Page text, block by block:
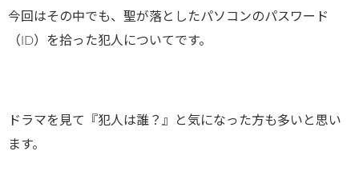
今回はその中でも、聖が落としたパソコンのパスワード
（ID）を拾った犯人についてです。
ドラマを見て『犯人は誰？』と気になった方も多いと思い
ます。